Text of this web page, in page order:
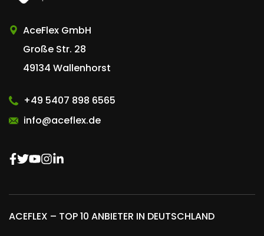
AceFlex GmbH
Große Str. 28
49134 Wallenhorst
+49 5407 898 6565
info@aceflex.de
ACEFLEX – TOP 10 ANBIETER IN DEUTSCHLAND